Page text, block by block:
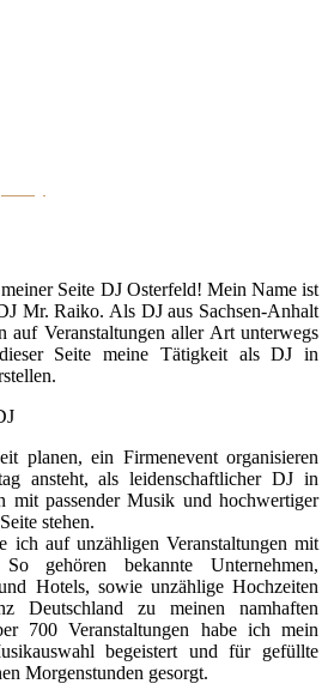
Seite DJ Osterfeld! Mein Name ist
Mr. Raiko. Als DJ aus Sachsen-Anhalt
auf Veranstaltungen aller Art unterwegs
Seite meine Tätigkeit als DJ in
planen, ein Firmenevent organisieren
ansteht, als leidenschaftlicher DJ in
mit passender Musik und hochwertiger
stehen.
ich auf unzähligen Veranstaltungen mit
gehören bekannte Unternehmen,
Hotels, sowie unzählige Hochzeiten
Deutschland zu meinen namhaften
700 Veranstaltungen habe ich mein
begeistert und für gefüllte
Morgenstunden gesorgt.